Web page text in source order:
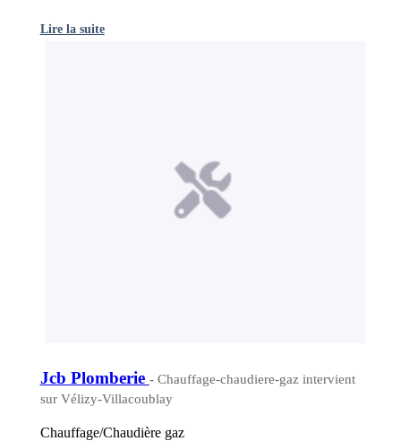
Lire la suite
Jcb Plomberie - Chauffage-chaudiere-gaz intervient
sur Vélizy-Villacoublay
Chauffage/Chaudière gaz